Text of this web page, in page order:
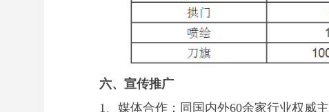
六、宣传推广
1、媒体合作：同国内外60余家行业权威